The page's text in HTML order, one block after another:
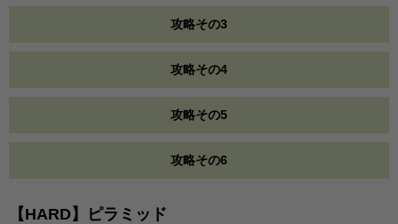
攻略その3
攻略その4
攻略その5
攻略その6
【HARD】ピラミッド